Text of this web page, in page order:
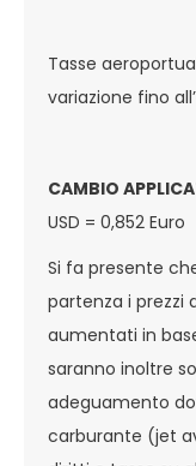
Tasse
variazione fino
CAMBIO
USD = 0,852 Euro
Si fa presente
partenza i prezzi
aumentati in
saranno inoltre
adeguamento
carburante (jet